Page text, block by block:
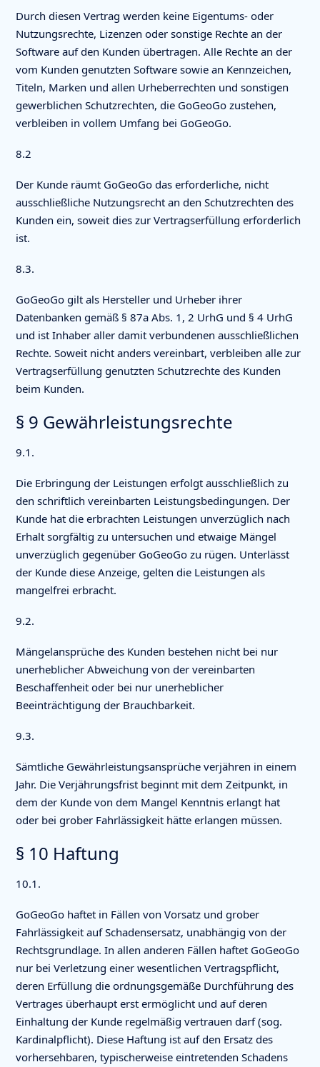
Durch diesen Vertrag werden keine Eigentums- oder
Nutzungsrechte, Lizenzen oder sonstige Rechte an der
Software auf den Kunden übertragen. Alle Rechte an der
vom Kunden genutzten Software sowie an Kennzeichen,
Titeln, Marken und allen Urheberrechten und sonstigen
gewerblichen Schutzrechten, die GoGeoGo zustehen,
verbleiben in vollem Umfang bei GoGeoGo.
8.2
Der Kunde räumt GoGeoGo das erforderliche, nicht
ausschließliche Nutzungsrecht an den Schutzrechten des
Kunden ein, soweit dies zur Vertragserfüllung erforderlich
ist.
8.3.
GoGeoGo gilt als Hersteller und Urheber ihrer
Datenbanken gemäß § 87a Abs. 1, 2 UrhG und § 4 UrhG
und ist Inhaber aller damit verbundenen ausschließlichen
Rechte. Soweit nicht anders vereinbart, verbleiben alle zur
Vertragserfüllung genutzten Schutzrechte des Kunden
beim Kunden.
§ 9 Gewährleistungsrechte
9.1.
Die Erbringung der Leistungen erfolgt ausschließlich zu
den schriftlich vereinbarten Leistungsbedingungen. Der
Kunde hat die erbrachten Leistungen unverzüglich nach
Erhalt sorgfältig zu untersuchen und etwaige Mängel
unverzüglich gegenüber GoGeoGo zu rügen. Unterlässt
der Kunde diese Anzeige, gelten die Leistungen als
mangelfrei erbracht.
9.2.
Mängelansprüche des Kunden bestehen nicht bei nur
unerheblicher Abweichung von der vereinbarten
Beschaffenheit oder bei nur unerheblicher
Beeinträchtigung der Brauchbarkeit.
9.3.
Sämtliche Gewährleistungsansprüche verjähren in einem
Jahr. Die Verjährungsfrist beginnt mit dem Zeitpunkt, in
dem der Kunde von dem Mangel Kenntnis erlangt hat
oder bei grober Fahrlässigkeit hätte erlangen müssen.
§ 10 Haftung
10.1.
GoGeoGo haftet in Fällen von Vorsatz und grober
Fahrlässigkeit auf Schadensersatz, unabhängig von der
Rechtsgrundlage. In allen anderen Fällen haftet GoGeoGo
nur bei Verletzung einer wesentlichen Vertragspflicht,
deren Erfüllung die ordnungsgemäße Durchführung des
Vertrages überhaupt erst ermöglicht und auf deren
Einhaltung der Kunde regelmäßig vertrauen darf (sog.
Kardinalpflicht). Diese Haftung ist auf den Ersatz des
vorhersehbaren, typischerweise eintretenden Schadens